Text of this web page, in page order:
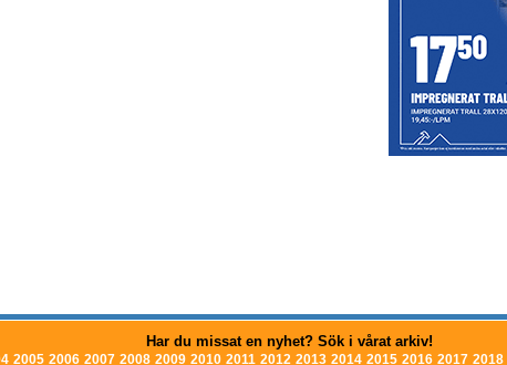
Har du missat en nyhet? Sök i vårat arkiv!
2005 2006 2007 2008 2009 2010 2011 2012 2013 2014 2015 2016 2017 2018